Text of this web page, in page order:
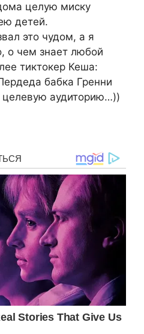
целую миску
детей.
это чудом, а я
о чем знает любой
тиктокер Кеша:
бабка Гренни
аудиторию…))